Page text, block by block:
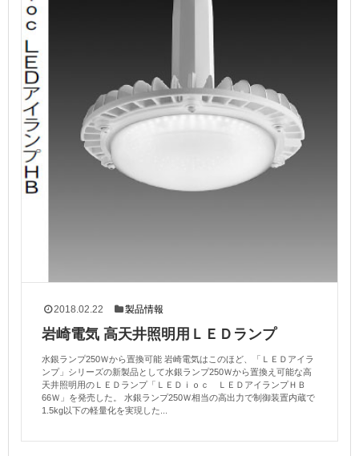
2018.02.22 製品情報
岩崎電気 高天井照明用ＬＥＤランプ
水銀ランプ250Ｗから置換可能 岩崎電気はこのほど、「ＬＥＤアイラ
ンプ」シリーズの新製品として水銀ランプ250Ｗから置換え可能な高
天井照明用のＬＥＤランプ「ＬＥＤｉｏｃ ＬＥＤアイランプＨＢ
66Ｗ」を発売した。 水銀ランプ250Ｗ相当の高出力で制御装置内蔵で
1.5kg以下の軽量化を実現した...